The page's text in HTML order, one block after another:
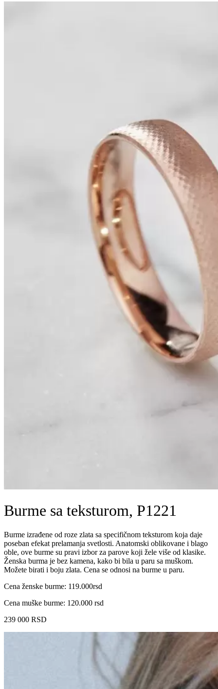
Burme sa teksturom, P1221
Burme izrađene od roze zlata sa specifičnom teksturom koja daje
poseban efekat prelamanja svetlosti. Anatomski oblikovane i blago
oble, ove burme su pravi izbor za parove koji žele više od klasike.
Ženska burma je bez kamena, kako bi bila u paru sa muškom.
Možete birati i boju zlata. Cena se odnosi na burme u paru.
Cena ženske burme: 119.000rsd
Cena muške burme: 120.000 rsd
239 000 RSD